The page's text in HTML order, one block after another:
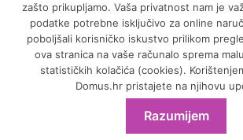
Moje narudžbe
Kako naručiti
Način plaćanja
Garancija kvalitete
zašto prikupljamo. Vaša privatnost nam je
podatke potrebne isključivo za online
poboljšali korisničko iskustvo prilikom
ova stranica na vaše računalo sprema
statističkih kolačića (cookies).
Domus.hr pristajete na njihovu
Razumijem